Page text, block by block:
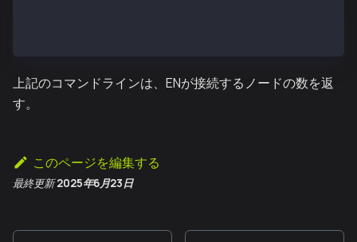
上記のコマンドラインは、ENが接続するノードの数を返
す。
このページを編集する
最終更新 2025年6月23日